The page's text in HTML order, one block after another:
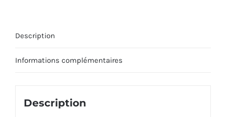
Description
Informations complémentaires
Description